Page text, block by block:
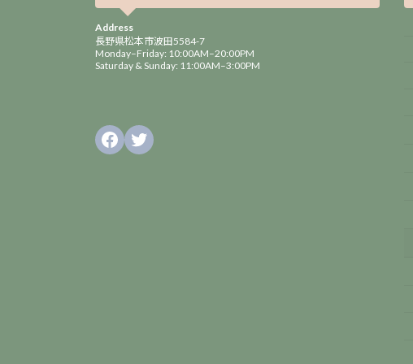
Address
長野県松本市波田5584-7
Monday–Friday: 10:00AM–20:00PM
Saturday & Sunday: 11:00AM–3:00PM
Facebook
Twitter